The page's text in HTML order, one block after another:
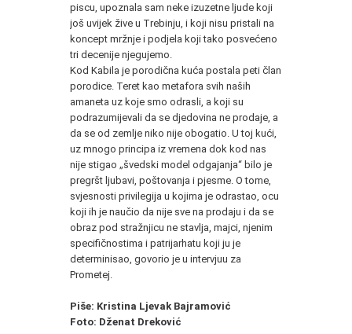
piscu, upoznala sam neke izuzetne ljude koji
još uvijek žive u Trebinju, i koji nisu pristali na
koncept mržnje i podjela koji tako posvećeno
tri decenije njegujemo.
Kod Kabila je porodična kuća postala peti član
porodice. Teret kao metafora svih naših
amaneta uz koje smo odrasli, a koji su
podrazumijevali da se djedovina ne prodaje, a
da se od zemlje niko nije obogatio. U toj kući,
uz mnogo principa iz vremena dok kod nas
nije stigao „švedski model odgajanja“ bilo je
pregršt ljubavi, poštovanja i pjesme. O tome,
svjesnosti privilegija u kojima je odrastao, ocu
koji ih je naučio da nije sve na prodaju i da se
obraz pod stražnjicu ne stavlja, majci, njenim
specifičnostima i patrijarhatu koji ju je
determinisao, govorio je u intervjuu za
Prometej.
Piše: Kristina Ljevak Bajramović
Foto: Dženat Dreković